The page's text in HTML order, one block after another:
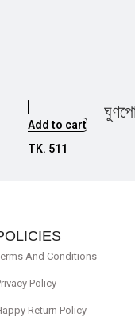
Add to cart
TK. 511
And Conditions
Policy
Return Policy